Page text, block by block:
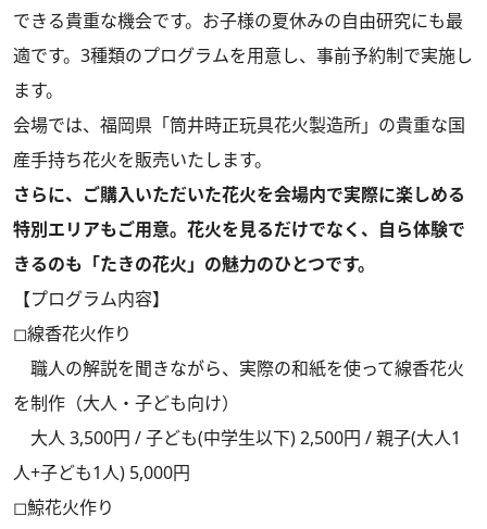
できる貴重な機会です。お子様の夏休みの自由研究にも最
適です。3種類のプログラムを用意し、事前予約制で実施し
ます。
会場では、福岡県「筒井時正玩具花火製造所」の貴重な国
産手持ち花火を販売いたします。
さらに、ご購入いただいた花火を会場内で実際に楽しめる
特別エリアもご用意。花火を見るだけでなく、自ら体験で
きるのも「たきの花火」の魅力のひとつです。
【プログラム内容】
◻︎線香花火作り
職人の解説を聞きながら、実際の和紙を使って線香花火
を制作（大人・子ども向け）
大人 3,500円 / 子ども(中学生以下) 2,500円 / 親子(大人1
人+子ども1人) 5,000円
◻︎鯨花火作り